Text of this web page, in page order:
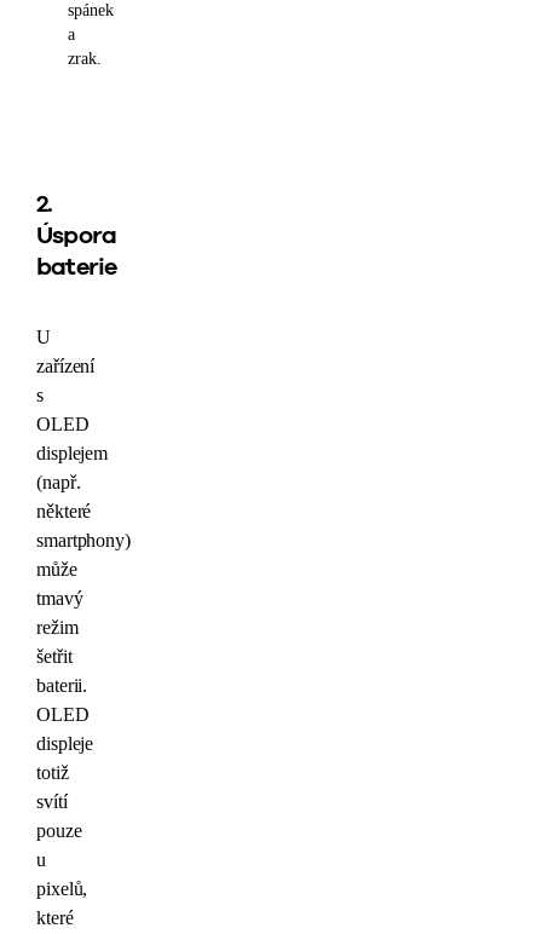
spánek
a
zrak.
2.
Úspora
baterie
U
zařízení
s
OLED
displejem
(např.
některé
smartphony)
může
tmavý
režim
šetřit
baterii.
OLED
displeje
totiž
svítí
pouze
u
pixelů,
které